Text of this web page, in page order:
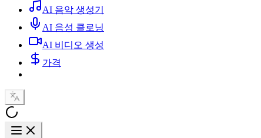
AI 음악 생성기
AI 음성 클로닝
AI 비디오 생성
가격